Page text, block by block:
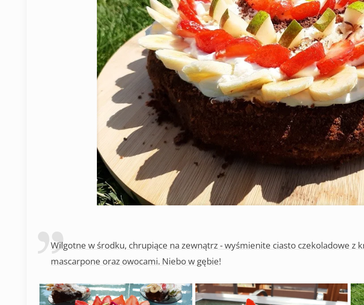
Wilgotne w środku, chrupiące na zewnątrz - wyśmienite ciasto czekoladowe z
mascarpone oraz owocami. Niebo w gębie!